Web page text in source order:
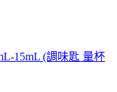
15mL (調味匙 量杯